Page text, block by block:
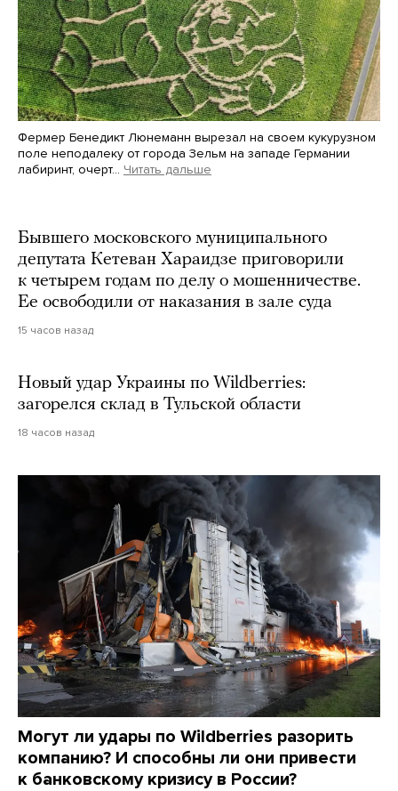
Фермер Бенедикт Люнеманн вырезал на своем кукурузном
поле неподалеку от города Зельм на западе Германии
лабиринт, очерт… Читать дальше
Бывшего московского муниципального
депутата Кетеван Хараидзе приговорили
к четырем годам по делу о мошенничестве.
Ее освободили от наказания в зале суда
15 часов назад
Новый удар Украины по Wildberries:
загорелся склад в Тульской области
18 часов назад
Могут ли удары по Wildberries разорить
компанию? И способны ли они привести
к банковскому кризису в России?